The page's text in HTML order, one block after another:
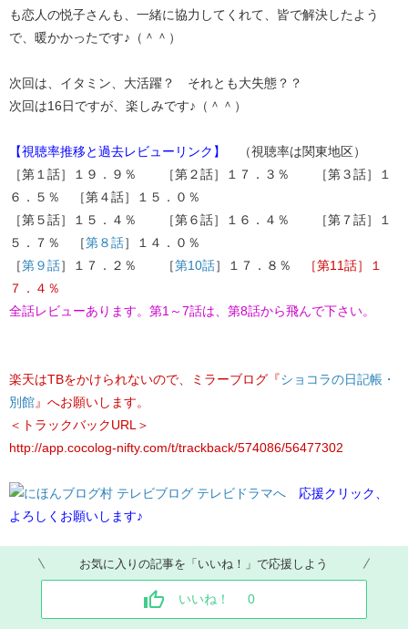
も恋人の悦子さんも、一緒に協力してくれて、皆で解決したよう
で、暖かかったです♪（＾＾）
次回は、イタミン、大活躍？ それとも大失態？？
次回は16日ですが、楽しみです♪（＾＾）
【視聴率推移と過去レビューリンク】
（視聴率は関東地区）
［第１話］１９．９％ ［第２話］１７．３％ ［第３話］１
６．５％ ［第４話］１５．０％
［第５話］１５．４％ ［第６話］１６．４％ ［第７話］１
５．７％ ［第８話］１４．０％
［第９話］１７．２％ ［第10話］１７．８％
［第11話］１
７．４％
全話レビューあります。第1 ～7話は、第8話から飛んで下さい。
楽天はTBをかけられないので、ミラーブログ『ショコラの日記帳・
別館』へお願いします。
＜トラックバックURL＞
http://app.cocolog-nifty.com/t/trackback/574086/56477302
応援クリック、
よろしくお願いします♪
お気に入りの記事を「いいね！」で応援しよう
いいね！ 0